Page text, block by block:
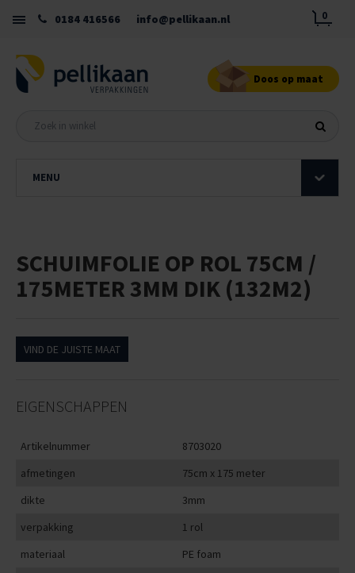
0184 416566 info@pellikaan.nl 0
Doos op maat
MENU
SCHUIMFOLIE OP ROL 75CM /
175METER 3MM DIK (132M2)
VIND DE JUISTE MAAT
EIGENSCHAPPEN
Artikelnummer
8703020
afmetingen
75cm x 175 meter
dikte
3mm
verpakking
1 rol
materiaal
PE foam